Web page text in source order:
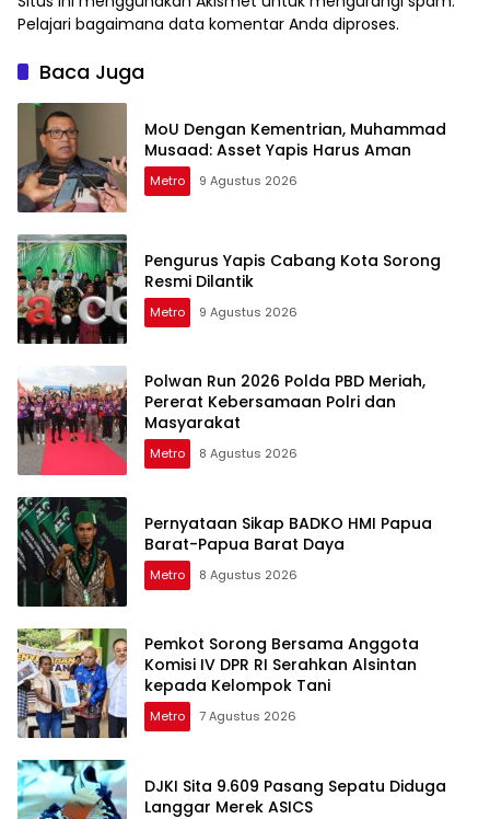
Pelajari bagaimana data komentar Anda diproses.
Baca Juga
MoU Dengan Kementrian, Muhammad
Musaad: Asset Yapis Harus Aman
Metro 9 Agustus 2026
Pengurus Yapis Cabang Kota Sorong
Resmi Dilantik
Metro 9 Agustus 2026
Polwan Run 2026 Polda PBD Meriah,
Pererat Kebersamaan Polri dan
Masyarakat
Metro 8 Agustus 2026
Pernyataan Sikap BADKO HMI Papua
Barat-Papua Barat Daya
Metro 8 Agustus 2026
Pemkot Sorong Bersama Anggota
Komisi IV DPR RI Serahkan Alsintan
kepada Kelompok Tani
Metro 7 Agustus 2026
DJKI Sita 9.609 Pasang Sepatu Diduga
Langgar Merek ASICS